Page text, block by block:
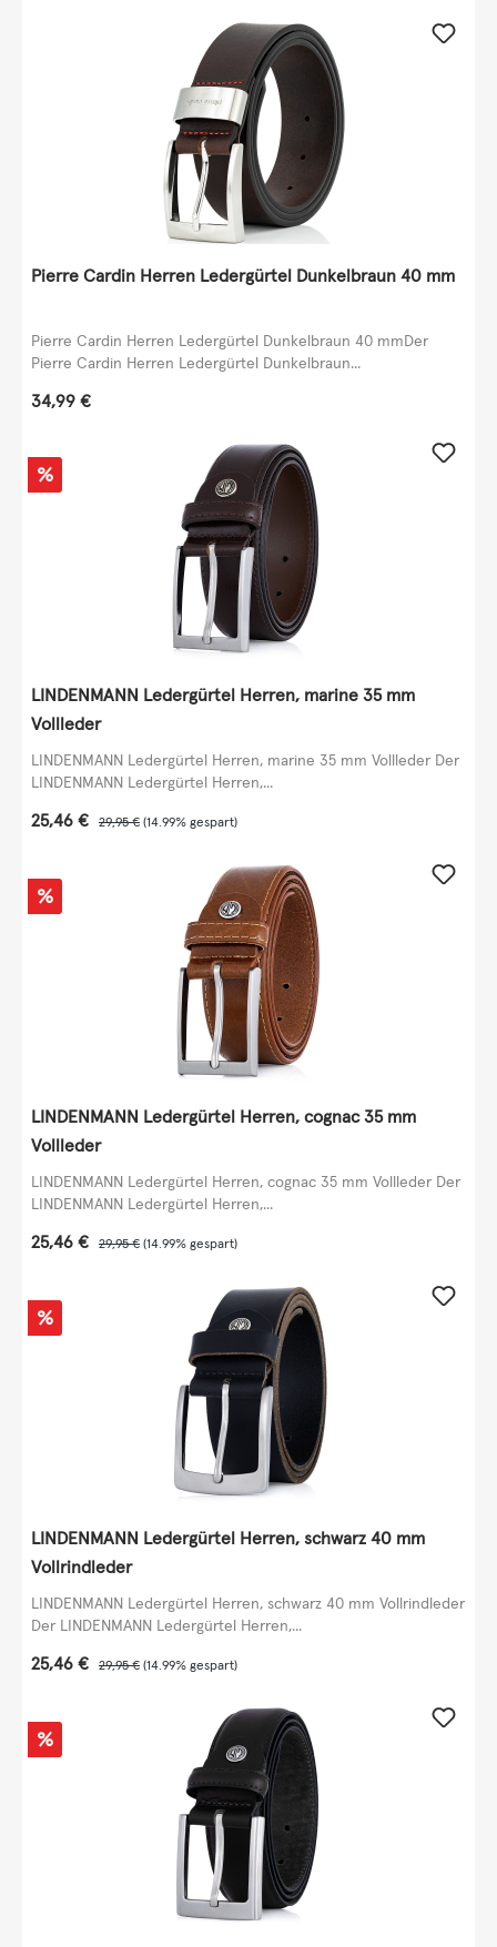
Pierre Cardin Herren Ledergürtel Dunkelbraun 40 mm
Pierre Cardin Herren Ledergürtel Dunkelbraun 40 mmDer
Pierre Cardin Herren Ledergürtel Dunkelbraun...
Regulärer Preis:
34,99 €
Rabatt
%
LINDENMANN Ledergürtel Herren, marine 35 mm
Vollleder
LINDENMANN Ledergürtel Herren, marine 35 mm Vollleder Der
LINDENMANN Ledergürtel Herren,...
Verkaufspreis:
25,46 € Regulärer Preis:
29,95 € (14.99% gespart)
Rabatt
%
LINDENMANN Ledergürtel Herren, cognac 35 mm
Vollleder
LINDENMANN Ledergürtel Herren, cognac 35 mm Vollleder Der
LINDENMANN Ledergürtel Herren,...
Verkaufspreis:
25,46 € Regulärer Preis:
29,95 € (14.99% gespart)
Rabatt
%
LINDENMANN Ledergürtel Herren, schwarz 40 mm
Vollrindleder
LINDENMANN Ledergürtel Herren, schwarz 40 mm Vollrindleder
Der LINDENMANN Ledergürtel Herren,...
Verkaufspreis:
25,46 € Regulärer Preis:
29,95 € (14.99% gespart)
Rabatt
%